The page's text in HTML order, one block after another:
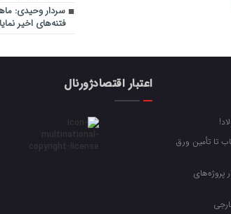
سردار وحیدی:
فتنه‌های اخیر
تا تأمین ورق
پروژه‌های
اعتبار اقتصادژورنال